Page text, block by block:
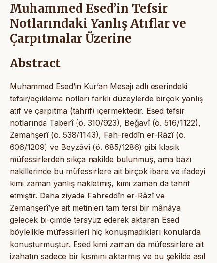
Muhammed Esed’in Tefsir
Notlarındaki Yanlış Atıflar ve
Çarpıtmalar Üzerine
Abstract
Muhammed Esed’in Kur’an Mesajı adlı eserindeki
tefsir/açıklama notları farklı düzeylerde birçok yanlış
atıf ve çarpıtma (tahrif) içermektedir. Esed tefsir
notlarında Taberî (ö. 310/923), Beğavî (ö. 516/1122),
Zemahşerî (ö. 538/1143), Fah-reddîn er-Râzî (ö.
606/1209) ve Beyzâvî (ö. 685/1286) gibi klasik
müfessirlerden sıkça nakilde bulunmuş, ama bazı
nakillerinde bu müfessirlere ait birçok ibare ve ifadeyi
kimi zaman yanlış nakletmiş, kimi zaman da tahrif
etmiştir. Daha ziyade Fahreddîn er-Râzî ve
Zemahşerî’ye ait metinleri tam tersi bir mânâya
gelecek bi-çimde tersyüz ederek aktaran Esed
böylelikle müfessirleri hiç konuşmadıkları konularda
konuşturmuştur. Esed kimi zaman da müfessirlere ait
izahatın sadece bir kısmını aktarmış ve bu şekilde asıl